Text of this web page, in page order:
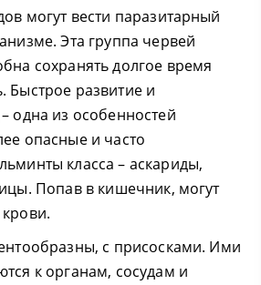
могут вести паразитарный
Эта группа червей
сохранять долгое время
Быстрое развитие и
одна из особенностей
опасные и часто
класса – аскариды,
Попав в кишечник, могут
с присосками. Ими
к органам, сосудам и